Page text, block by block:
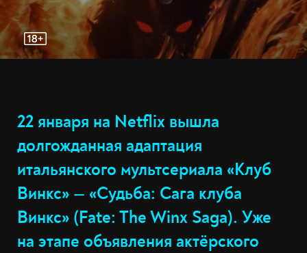
22 января на Netflix вышла
долгожданная адаптация
итальянского мультсериала «Клуб
Винкс» — «Судьба: Сага клуба
Винкс» (Fate: The Winx Saga). Уже
на этапе объявления актёрского